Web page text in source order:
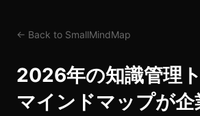
← Back to SmallMindMap
2026年の知識管理
マインドマップが企